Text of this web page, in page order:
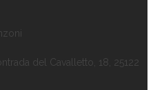
del Cavalletto, 18, 25122